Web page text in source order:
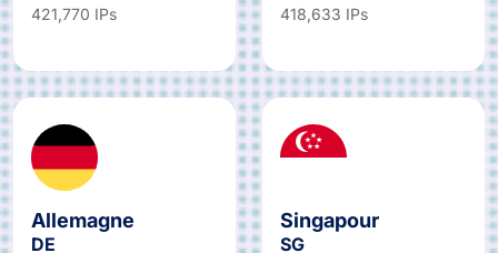
421,770 IPs 418,633 IPs
Allemagne
DE
Singapour
SG